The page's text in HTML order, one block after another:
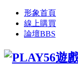
形象首頁
線上購買
論壇BBS